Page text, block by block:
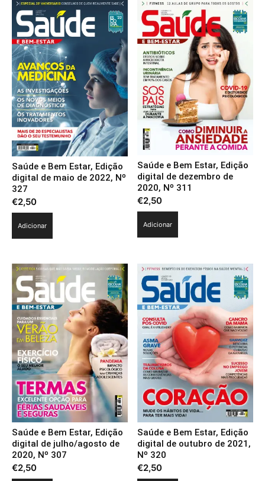
Saúde e Bem Estar, Edição
digital de maio de 2022, Nº
327
€2,50
Adicionar
Saúde e Bem Estar, Edição
digital de dezembro de
2020, Nº 311
€2,50
Adicionar
Saúde e Bem Estar, Edição
digital de julho/agosto de
2020, Nº 307
€2,50
Saúde e Bem Estar, Edição
digital de outubro de 2021,
Nº 320
€2,50